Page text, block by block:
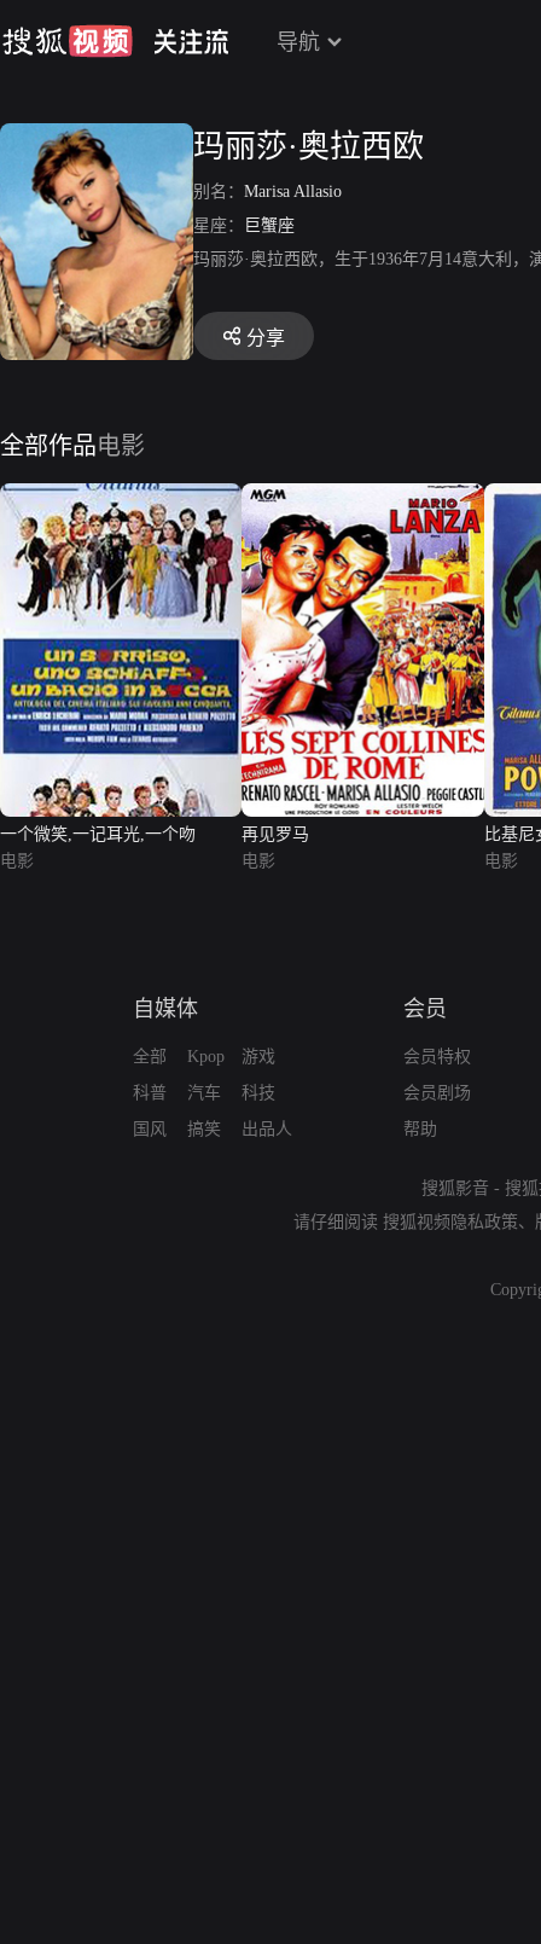
导航
玛丽莎·奥拉西欧
别名： Marisa Allasio
星座：
巨蟹座
玛丽莎·奥拉西欧，生于1936年7月14意大利
分享
全部作品电影
一个微笑,一记耳光,一个吻
电影
再见罗马
电影
比基尼
电影
自媒体
全部
科普
国风
Kpop
汽车
搞笑
游戏
科技
出品人
会员
会员特权
会员剧场
帮助
搜狐影音 - 搜
请仔细阅读 搜狐视频隐私政策、